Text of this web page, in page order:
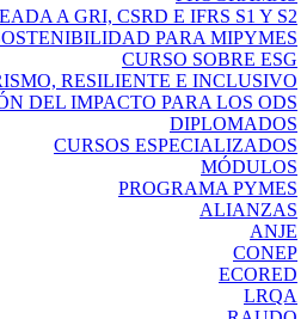
A GRI, CSRD E IFRS S1 Y S2
PARA MIPYMES
CURSO SOBRE ESG
RESILIENTE E INCLUSIVO
DEL IMPACTO PARA LOS ODS
DIPLOMADOS
CURSOS ESPECIALIZADOS
MÓDULOS
PROGRAMA PYMES
ALIANZAS
ANJE
CONEP
ECORED
LRQA